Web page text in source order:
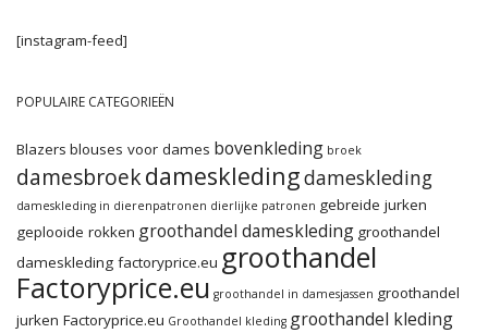
[instagram-feed]
POPULAIRE CATEGORIEËN
Blazers blouses voor dames bovenkleding broek
damesbroekdameskledingdameskleding
dameskleding in dierenpatronen dierlijke patronen gebreide jurken
geplooide rokken groothandel dameskleding groothandel
dameskleding factoryprice.eu groothandel
Factoryprice.eu groothandel in damesjassen groothandel
jurken Factoryprice.eu Groothandel kleding groothandel kleding